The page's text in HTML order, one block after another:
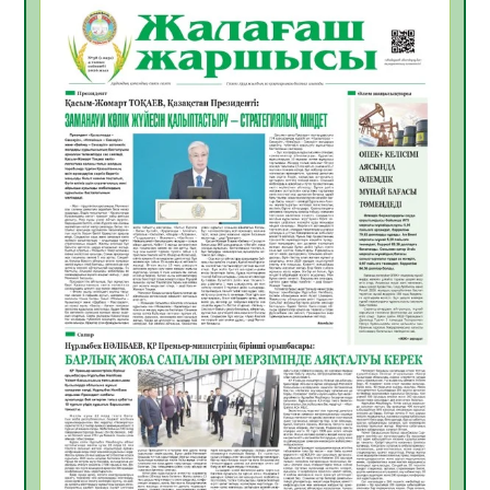
ҚҰРЫЛТАЙ САЙЛАУЫ – БІРЛІК ПЕН
БЕЛСЕНДІЛІКТІҢ БЕЛГІСІ
07.08.2026
53
5547 әскери бөлімінде «Алғашқы қызмет
күні» іс-шарасы өтті
07.08.2026
48
Қаржылық сауаттылықты арттыруға
бағытталған кездесу өтті
07.08.2026
51
ҚҰРЫЛТАЙ САЙЛАУЫ – ЕЛ БОЛАШАҒЫ
ҮШІН ЖАУАПТЫ ҚАДАМ
07.08.2026
55
Ауыл шаруашылығы – өңір экономикасының
негізгі тірегі
06.08.2026
63